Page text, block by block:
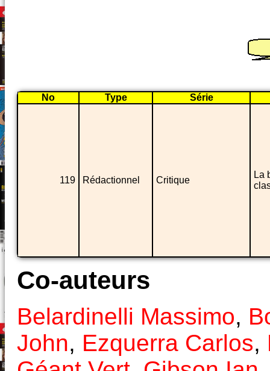
No Type Série
119 Rédactionnel Critique
La
Co-auteurs
Belardinelli Massimo,
John, Ezquerra Carlos,